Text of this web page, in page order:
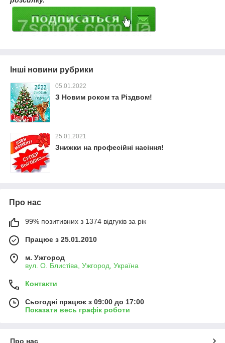
Інші новини рубрики
05.01.2022
З Новим роком та Різдвом!
25.01.2021
Знижки на професійні насіння!
Про нас
99% позитивних з 1374 відгуків за рік
Працює з 25.01.2010
м. Ужгород
вул. О. Блистіва, Ужгород, Україна
Контакти
Сьогодні працює з 09:00 до 17:00
Показати весь графік роботи
Про нас